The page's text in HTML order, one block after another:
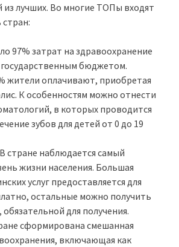
из лучших. Во многие ТОПы входят
97% затрат на здравоохранение
бюджетом.
жители оплачивают, приобретая
К особенностям можно отнести
в которых проводится
зубов для детей от 0 до 19
В стране наблюдается самый
жизни населения. Большая
услуг предоставляется для
остальные можно получить
обязательной для получения.
сформирована смешанная
включающая как